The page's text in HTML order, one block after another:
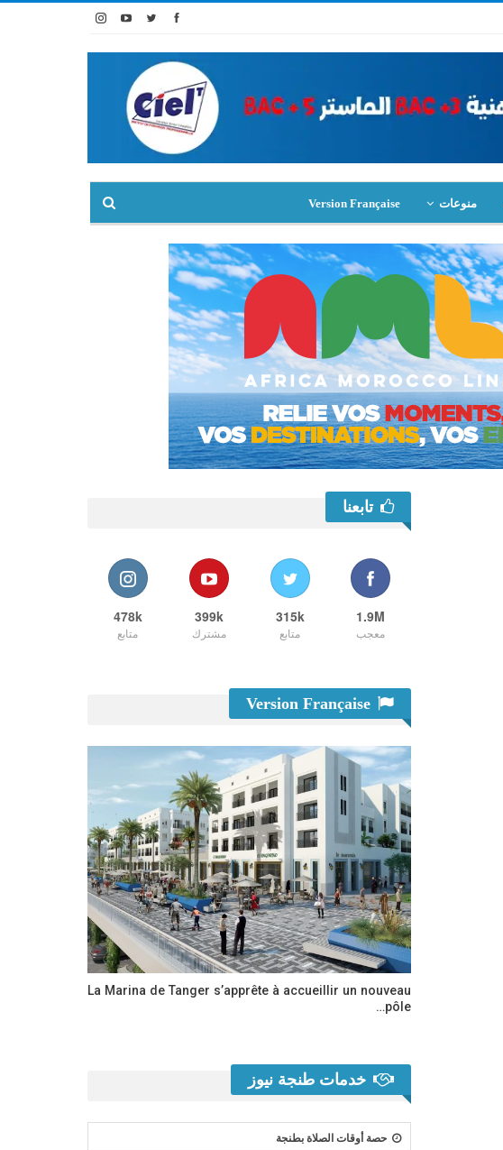
منوعات Version Française
تابعنا
1.9M
معجب
315k
متابع
399k
مشترك
478k
متابع
La Marina de Tanger s’apprête à accueillir un nouveau
pôle…
خدمات طنجة نيوز
حصة أوقات الصلاة بطنجة